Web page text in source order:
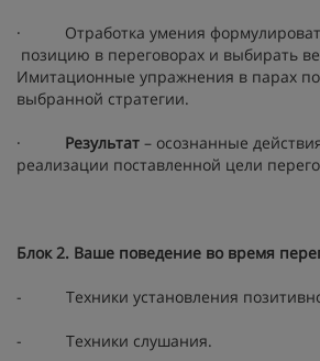
· Отработка умения
позицию в переговорах и выбирать
Имитационные упражнения в парах
выбранной стратегии.
· Результат – осознанные
реализации поставленной цели
Блок 2. Ваше поведение во время
- Техники установления
- Техники слушания.